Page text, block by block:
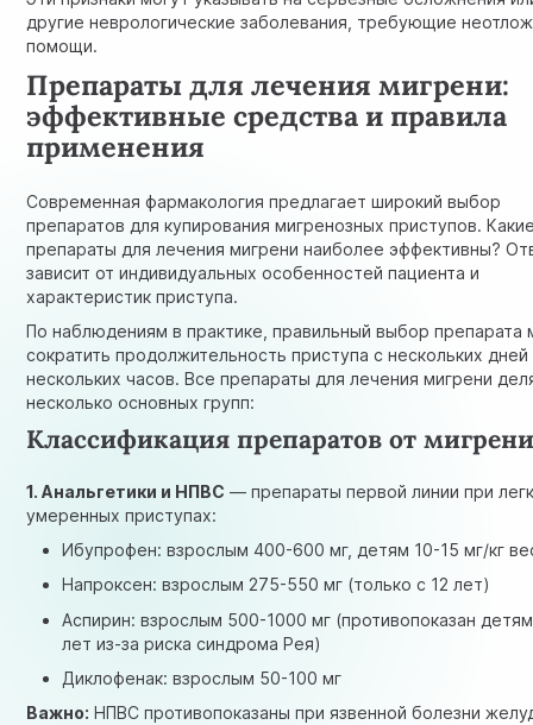
другие неврологические заболевания, требующие
помощи.
Препараты для лечения мигрени:
эффективные средства и правила
применения
Современная фармакология предлагает широкий выбор
препаратов для купирования мигренозных приступов.
препараты для лечения мигрени наиболее эффективны?
зависит от индивидуальных особенностей пациента и
характеристик приступа.
По наблюдениям в практике, правильный выбор препарата
сократить продолжительность приступа с нескольких
нескольких часов. Все препараты для лечения мигрени
несколько основных групп:
Классификация препаратов от
1. Анальгетики и НПВС — препараты первой линии при
умеренных приступах:
Ибупрофен: взрослым 400-600 мг, детям 10-15 мг/кг
Напроксен: взрослым 275-550 мг (только с 12 лет)
Аспирин: взрослым 500-1000 мг (противопоказан
лет из-за риска синдрома Рея)
Диклофенак: взрослым 50-100 мг
Важно: НПВС противопоказаны при язвенной болезни